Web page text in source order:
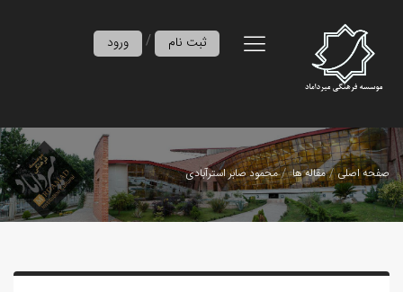
ورود / ثبت نام
صفحه اصلی مقاله ها محمود صابر استرآبادی